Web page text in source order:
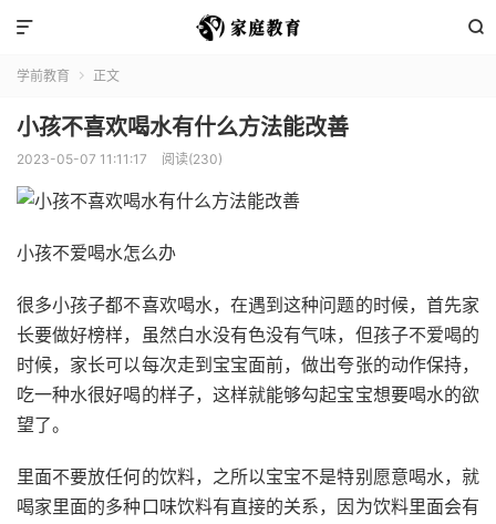


学前教育  正文
小孩不喜欢喝水有什么方法能改善
2023-05-07 11:11:17 阅读(230)
小孩不爱喝水怎么办
很多小孩子都不喜欢喝水，在遇到这种问题的时候，首先家
长要做好榜样，虽然白水没有色没有气味，但孩子不爱喝的
时候，家长可以每次走到宝宝面前，做出夸张的动作保持，
吃一种水很好喝的样子，这样就能够勾起宝宝想要喝水的欲
望了。
里面不要放任何的饮料，之所以宝宝不是特别愿意喝水，就
喝家里面的多种口味饮料有直接的关系，因为饮料里面会有